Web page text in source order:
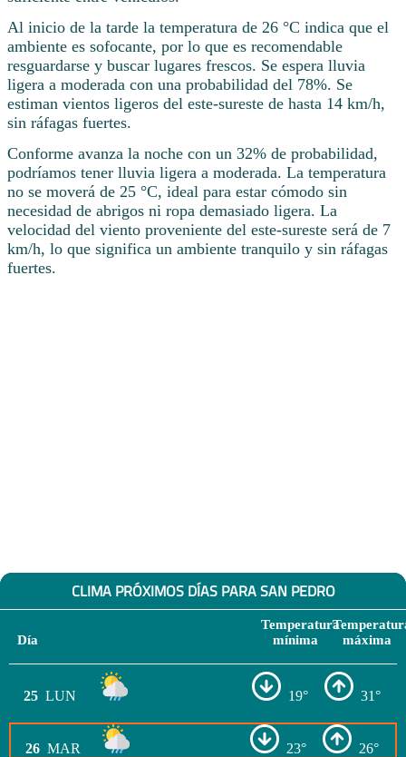
Al inicio de la tarde la temperatura de 26 °C indica que el
ambiente es sofocante, por lo que es recomendable
resguardarse y buscar lugares frescos. Se espera lluvia
ligera a moderada con una probabilidad del 78%. Se
estiman vientos ligeros del este-sureste de hasta 14 km/h,
sin ráfagas fuertes.
Conforme avanza la noche con un 32% de probabilidad,
podríamos tener lluvia ligera a moderada. La temperatura
no se moverá de 25 °C, ideal para estar cómodo sin
necesidad de abrigos ni ropa demasiado ligera. La
velocidad del viento proveniente del este-sureste será de 7
km/h, lo que significa un ambiente tranquilo y sin ráfagas
fuertes.
CLIMA PRÓXIMOS DÍAS PARA SAN PEDRO
Día
Temperatura
mínima
máxima
25 LUN 19° 31°
26 MAR 23° 26°